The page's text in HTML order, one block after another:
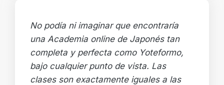
No podía ni imaginar que encontraría
una Academia online de Japonés tan
completa y perfecta como Yoteformo,
bajo cualquier punto de vista. Las
clases son exactamente iguales a las